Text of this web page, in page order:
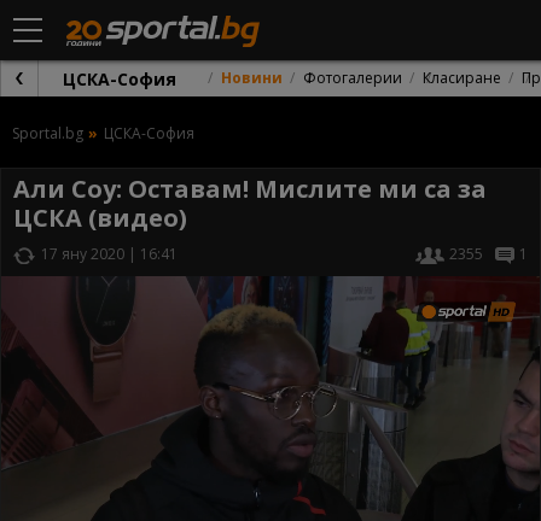
ЦСКА-София Новини Фотогалерии Класиране
Sportal.bg ЦСКА-София
Али Соу: Оставам! Мислите ми са за
ЦСКА (видео)
17 яну 2020 | 16:41 2355 1